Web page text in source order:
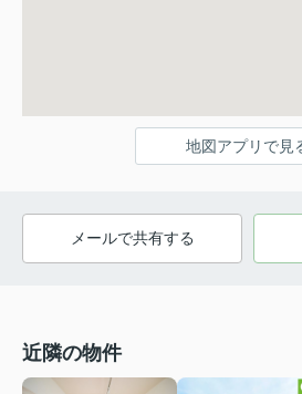
地図アプリで見
メールで共有する
近隣の物件